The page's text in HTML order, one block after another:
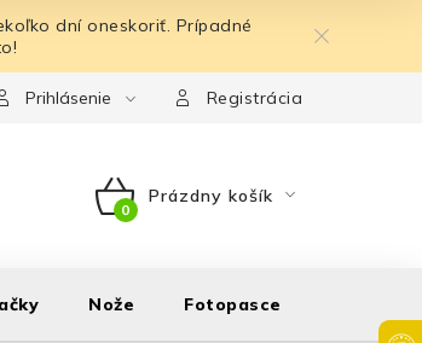
dní oneskoriť. Prípadné
Prihlásenie Registrácia
NÁKUPNÝ
Prázdny košík
Nože Fotopasce